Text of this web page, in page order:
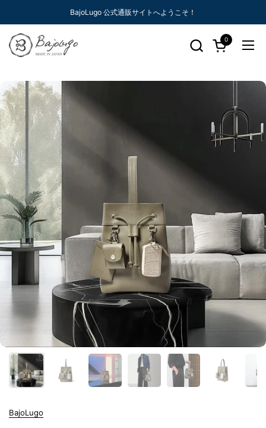
BajoLugo 公式通販サイトへようこそ！
カートを開く
0
メニ
BajoLugo